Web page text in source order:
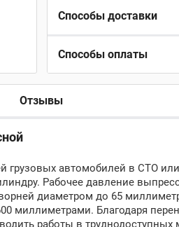
Способы доставки
Способы оплаты
Отзывы
грузовых автомобилей в СТО
Рабочее давление
диаметром до 65
миллиметрами. Благодаря
работы в труднодоступных